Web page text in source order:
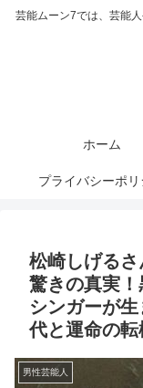
芸能ムーン7では、芸能
ホーム
プライバシーポリ
松崎しげる
驚きの真実
シンガーが
代と運命の転
男性芸能人